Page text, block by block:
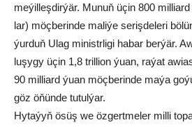
me­ýilleş­dir­ýär. Mu­nuň üçin 800
lar) möç­be­rin­de ma­li­ýe se­riş­de­le­ri
ýur­duň Ulag mi­nistr­li­gi ha­bar ber­ýär.
lu­şy­gy üçin 1,8 tril­li­on ýu­an, ra­ýat
90 mil­liard ýu­an möç­be­rin­de ma­ýa
göz öňün­de tu­tul­ýar.
Hy­ta­ýyň ösüş we öz­gert­me­ler mil­li